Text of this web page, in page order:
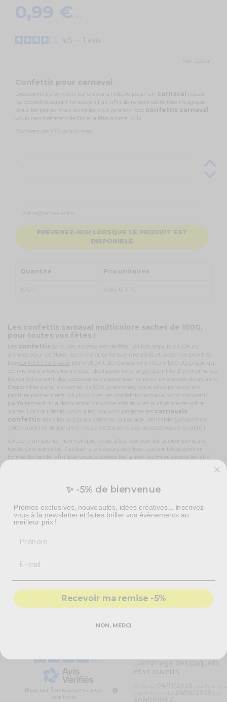
0,99 €
4 5 - 1 avis
Ref. 22241
Confettis pour carnaval
Des confettis en veux tu, en voilà ! Idéale pour un carnaval réussi,
les confettis seront lancés en l'air afin de rendre cette fête magique
pour les petits mais aussi les plus grands. Vos confettis carnaval
vous permettrons de faire la fête à petit prix.
Sachets de 100 grammes
PRÉVENEZ-MOI LORSQUE LE PRODUIT EST
DISPONIBLE
Quantité Prix unitaires
100 + 0.85 € TTC
Les confettis carnaval multicolore sachet de 100G,
pour toutes vos fêtes !
Les confettis sont des accessoires de fête, utilisés depuis plusieurs
années pour célébrer les moments forts entre amis et avec vos proches.
Les
confettis carnaval permettent de réaliser une retombée atypique qui
conviendra à tous les invités. Idéal pour une large quantité d'événements,
les confettis sont des accessoires indispensables pour une soirée de qualité.
Disponible dans un sachet de 100 grammes, vous allez pouvoir en
profiter pleinement. Multicolores, les confettis carnaval vont convenir
parfaitement à la décoration de votre intérieur et au thème de votre
soirée. Lors du défilé, vous allez pouvoir projeter les carnavals
confettis dans les airs pour célébrer la parade. Véritable symbole de
célébration et de jovialité, les confettis sont des accessoires de qualité !
Grâce à un sachet hermétique, vous allez pouvoir les utiliser pendant
toute une soirée ou l'utiliser à plusieurs reprises. Les confettis sont en
forme de cercle, afin que vous puissiez les lancer au mieux dans les airs.
utiliser dans des canons à confettis. Attention cependant, il est important
Lors d'un carnaval, des centaines de personnes défilent dans les rues en
carnaval vont permettre de célébrer cette soirée, en couleurs. À lancer sur
la parade ou à projeter d'un char, les confettis vont créer une agréable
retombée, qui plaira autant aux petits qu'aux grands !
Poids : 100 grammes
Basé sur
avis soumis à un
contrôle
Dommage des paquets
était ouverts
✨ -5% de bienvenue
Promos exclusives, nouveautés, idées créatives... Inscrivez-
vous à la newsletter et faites briller vos évènements au
meilleur prix !
Recevoir ma remise -5%
NON, MERCI